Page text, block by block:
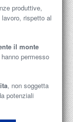
produttive,
rispetto al
il monte
permesso
, non soggetta
potenziali